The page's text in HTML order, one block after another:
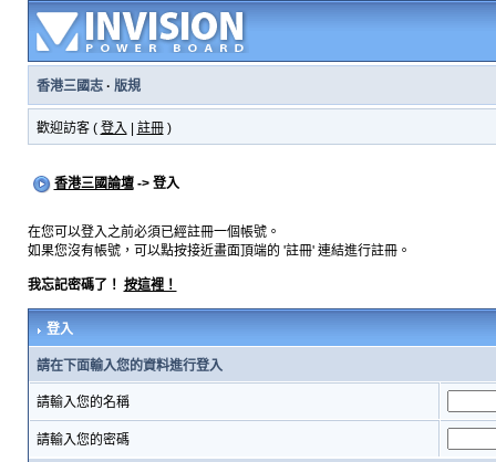
香港三國志· 版規
歡迎訪客 ( 登入 註冊)
香港三國論壇-> 登入
在您可以登入之前必須已經註冊一個帳號。
如果您沒有帳號，可以點按接近畫面頂端的 '註冊' 連結進行註冊。
我忘記密碼了！ 按這裡！
登入
請在下面輸入您的資料進行登入
請輸入您的名稱
請輸入您的密碼